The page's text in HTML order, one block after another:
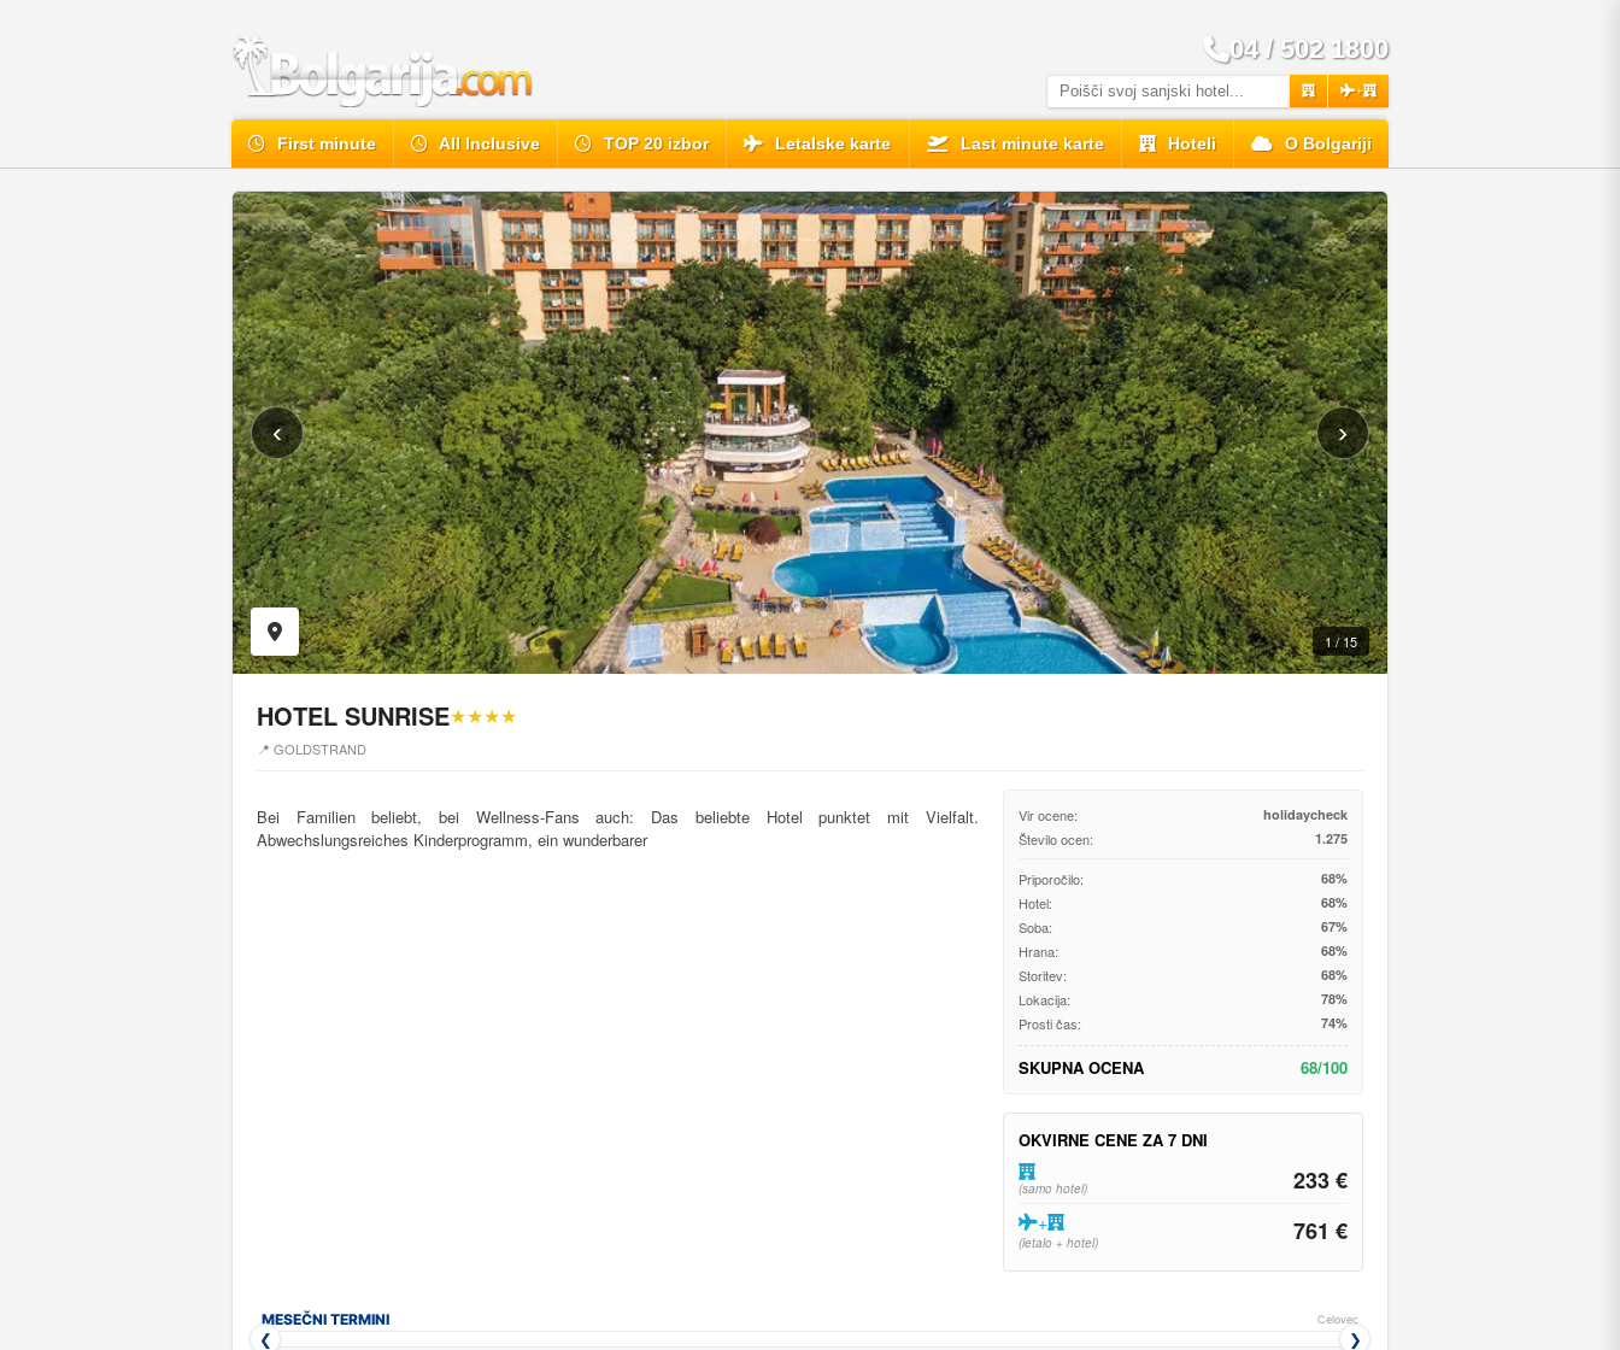
04 / 502 1800
+
First minute All Inclusive TOP 20 izbor Letalske karte Last minute karte Hoteli O Bolgariji
‹ ›
1 / 15
HOTEL SUNRISE★★★★
📍 GOLDSTRAND
Bei Familien beliebt, bei Wellness-Fans auch: Das beliebte Hotel punktet mit Vielfalt.
Abwechslungsreiches Kinderprogramm, ein wunderbarer
Vir ocene: holidaycheck
Število ocen: 1.275
Priporočilo: 68%
Hotel: 68%
Soba: 67%
Hrana: 68%
Storitev: 68%
Lokacija: 78%
Prosti čas: 74%
SKUPNA OCENA 68/100
OKVIRNE CENE ZA 7 DNI
(samo hotel) 233 €
+
(letalo + hotel) 761 €
MESEČNI TERMINI Celovec
❮ ❯